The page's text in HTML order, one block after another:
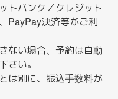
トバンク／クレジット
PayPay決済等がご利
ない場合、予約は自動
さい。
は別に、振込手数料が